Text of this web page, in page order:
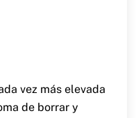
vez más elevada
de borrar y